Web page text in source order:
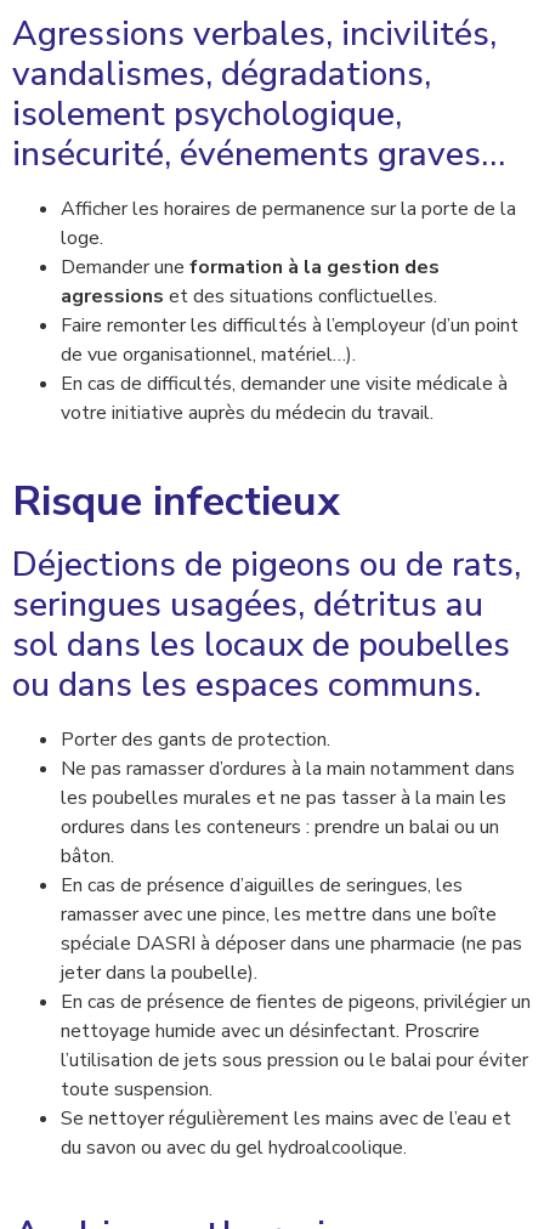
Agressions verbales, incivilités,
vandalismes, dégradations,
isolement psychologique,
insécurité, événements graves…
Afficher les horaires de permanence sur la porte de la
loge.
Demander une formation à la gestion des
agressions et des situations conflictuelles.
Faire remonter les difficultés à l’employeur (d’un point
de vue organisationnel, matériel…).
En cas de difficultés, demander une visite médicale à
votre initiative auprès du médecin du travail.
Risque infectieux
Déjections de pigeons ou de rats,
seringues usagées, détritus au
sol dans les locaux de poubelles
ou dans les espaces communs.
Porter des gants de protection.
Ne pas ramasser d’ordures à la main notamment dans
les poubelles murales et ne pas tasser à la main les
ordures dans les conteneurs : prendre un balai ou un
bâton.
En cas de présence d’aiguilles de seringues, les
ramasser avec une pince, les mettre dans une boîte
spéciale DASRI à déposer dans une pharmacie (ne pas
jeter dans la poubelle).
En cas de présence de fientes de pigeons, privilégier un
nettoyage humide avec un désinfectant. Proscrire
l’utilisation de jets sous pression ou le balai pour éviter
toute suspension.
Se nettoyer régulièrement les mains avec de l’eau et
du savon ou avec du gel hydroalcoolique.